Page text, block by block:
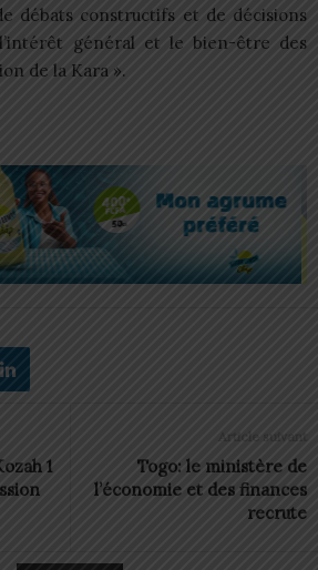
débats constructifs et de décisions
général et le bien-être des
de la Kara ».
1
Article suivant
Togo: le ministère de
l’économie et des finances
recrute